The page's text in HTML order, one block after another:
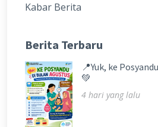
Kabar Berita
Berita Terbaru
📍Yuk, ke
💚
4 hari yang lalu